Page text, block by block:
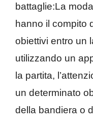
battaglie:La
hanno il compito
obiettivi entro un
utilizzando un
la partita,
un determinato
della bandiera o